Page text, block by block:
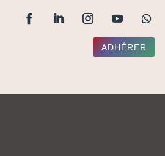
ADHÉRER